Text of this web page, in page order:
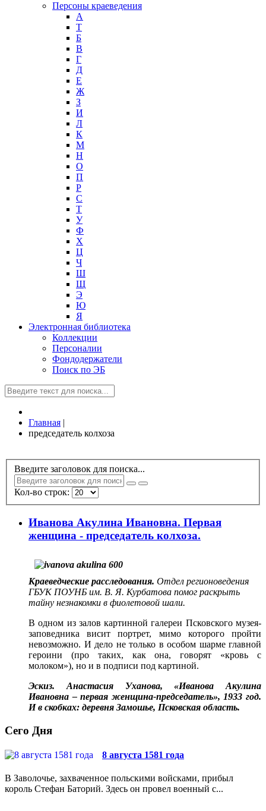
Персоны краеведения
А
T
Б
В
Г
Д
Е
Ж
З
И
Л
К
М
Н
О
П
Р
С
Т
У
Ф
Х
Ц
Ч
Ш
Щ
Э
Ю
Я
Электронная библиотека
Коллекции
Персоналии
Фондодержатели
Поиск по ЭБ
Главная |
председатель колхоза
Введите заголовок для поиска...
Кол-во строк:
Иванова Акулина Ивановна. Первая
женщина - председатель колхоза.
Краеведческие расследования. Отдел регионоведения
ГБУК ПОУНБ им. В. Я. Курбатова помог раскрыть
тайну незнакомки в фиолетовой шали.
В одном из залов картинной галереи Псковского музея-
заповедника висит портрет, мимо которого пройти
невозможно. И дело не только в особом шарме главной
героини (про таких, как она, говорят «кровь с
молоком»), но и в подписи под картиной.
Эскиз. Анастасия Уханова, «Иванова Акулина
Ивановна – первая женщина-председатель», 1933 год.
И в скобках: деревня Замошье, Псковская область.
Сего Дня
8 августа 1581 года
В Заволочье, захваченное польскими войсками, прибыл
король Стефан Баторий. Здесь он провел военный с...